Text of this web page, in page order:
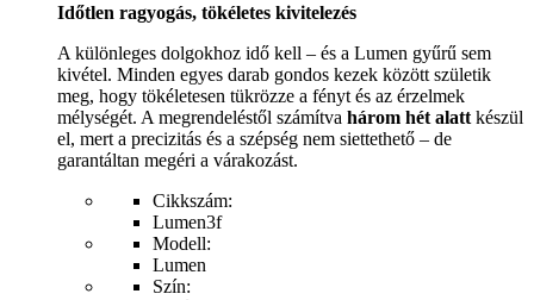
Időtlen ragyogás, tökéletes kivitelezés
A különleges dolgokhoz idő kell – és a Lumen gyűrű sem
kivétel. Minden egyes darab gondos kezek között születik
meg, hogy tökéletesen tükrözze a fényt és az érzelmek
mélységét. A megrendeléstől számítva három hét alatt készül
el, mert a precizitás és a szépség nem siettethető – de
garantáltan megéri a várakozást.
Cikkszám:
Lumen3f
Modell:
Lumen
Szín: